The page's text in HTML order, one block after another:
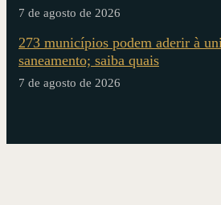
7 de agosto de 2026
273 municípios podem aderir à
saneamento; saiba quais
7 de agosto de 2026